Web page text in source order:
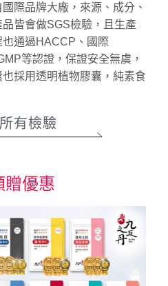
際品牌大廠，來源、成分、
皆會做SGS檢驗，且生產
通過HACCP、國際
等認證，保證安全無虞，
採用透明植物膠囊，純素食
有檢驗
贈優惠